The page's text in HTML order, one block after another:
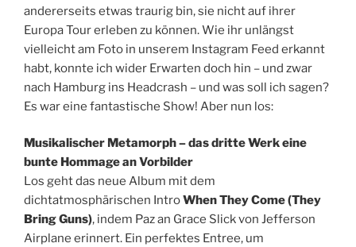
andererseits etwas traurig bin, sie nicht auf ihrer
Europa Tour erleben zu können. Wie ihr unlängst
vielleicht am Foto in unserem Instagram Feed erkannt
habt, konnte ich wider Erwarten doch hin – und zwar
nach Hamburg ins Headcrash – und was soll ich sagen?
Es war eine fantastische Show! Aber nun los:
Musikalischer Metamorph – das dritte Werk eine
bunte Hommage an Vorbilder
Los geht das neue Album mit dem
dichtatmosphärischen IntroWhen They Come (They
Bring Guns), indem Paz an Grace Slick von Jefferson
Airplane erinnert. Ein perfektes Entree, um